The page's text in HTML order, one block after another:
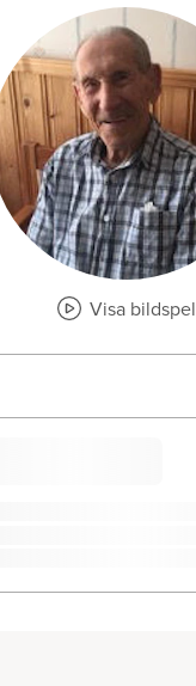
Visa bildspel